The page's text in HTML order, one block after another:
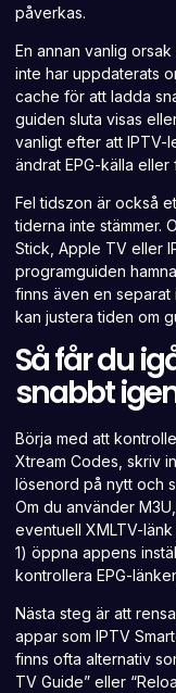
påverkas.
En annan vanlig
inte har uppdaterats
cache för att ladda
guiden sluta visas
vanligt efter att IPTV-
ändrat EPG-källa eller
Fel tidszon är också
tiderna inte stämmer.
Stick, Apple TV eller
programguiden
finns även en separat
kan justera tiden om
Så får du
snabbt
Börja med att
Xtream Codes, skriv
lösenord på nytt och
Om du använder
eventuell XMLTV-
1) öppna appens
kontrollera EPG-
Nästa steg är att
appar som IPTV
finns ofta alternativ
TV Guide” eller